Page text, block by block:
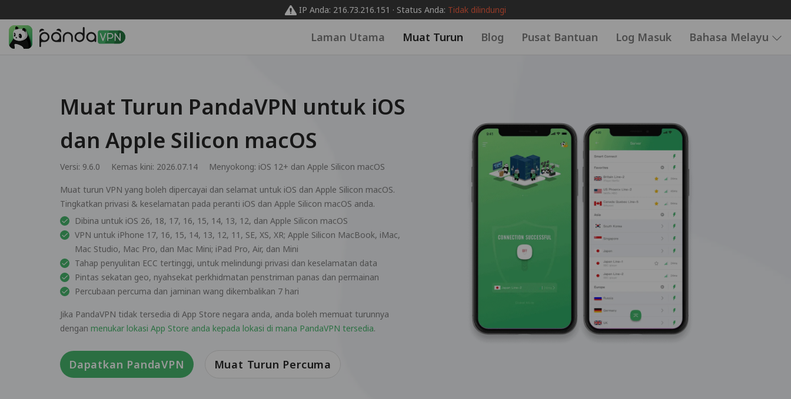
IP Anda: 216.73.216.151 · Status Anda: Tidak dilindungi
Laman Utama Muat Turun Blog Pusat Bantuan Log Masuk Bahasa Melayu
Muat Turun PandaVPN untuk iOS
dan Apple Silicon macOS
Versi: 9.6.0 Kemas kini: 2026.07.14 Menyokong: iOS 12+ dan Apple Silicon macOS
Muat turun VPN yang boleh dipercayai dan selamat untuk iOS dan Apple Silicon macOS.
Tingkatkan privasi & keselamatan pada peranti iOS dan Apple Silicon macOS anda.
Dibina untuk iOS 26, 18, 17, 16, 15, 14, 13, 12, dan Apple Silicon macOS
VPN untuk iPhone 17, 16, 15, 14, 13, 12, 11, SE, XS, XR; Apple Silicon MacBook, iMac,
Mac Studio, Mac Pro, dan Mac Mini; iPad Pro, Air, dan Mini
Tahap penyulitan ECC tertinggi, untuk melindungi privasi dan keselamatan data
Pintas sekatan geo, nyahsekat perkhidmatan penstriman panas dan permainan
Percubaan percuma dan jaminan wang dikembalikan 7 hari
Jika PandaVPN tidak tersedia di App Store negara anda, anda boleh memuat turunnya
dengan menukar lokasi App Store anda kepada lokasi di mana PandaVPN tersedia.
Dapatkan PandaVPN Muat Turun Percuma